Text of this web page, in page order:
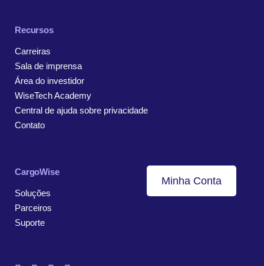
Recursos
Carreiras
Sala de imprensa
Área do investidor
WiseTech Academy
Central de ajuda sobre privacidade
Contato
CargoWise
Soluções
Parceiros
Suporte
Minha Conta